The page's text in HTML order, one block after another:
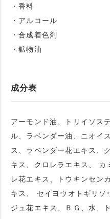
・香料
・アルコール
・合成着色剤
・鉱物油
成分表
アーモンド油、トリイソス
ル、ラベンダー油、ニオイ
ス、ラベンダー花エキス、
キス、クロレラエキス、 カ
レ花エキス、トウキンセン
キス、 セイヨウオトギリ
ジュ花エキス、ＢＧ、水、